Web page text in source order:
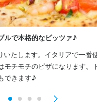
ルで本格的なピッツァ♪
たします。イタリアで一番
チモチのピザになります。
できます♪
ター歓迎 大学生歓迎 高校生歓迎
務OK
、接客、会計、テーブルの
トの数値管理、シフト管理、